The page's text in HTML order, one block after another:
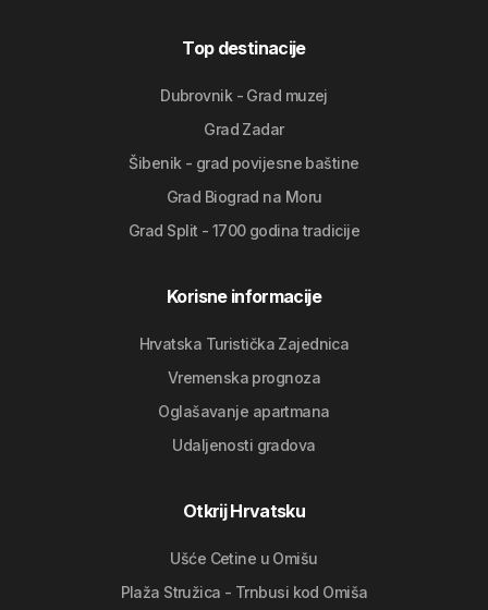
Top destinacije
Dubrovnik - Grad muzej
Grad Zadar
Šibenik - grad povijesne baštine
Grad Biograd na Moru
Grad Split - 1700 godina tradicije
Korisne informacije
Hrvatska Turistička Zajednica
Vremenska prognoza
Oglašavanje apartmana
Udaljenosti gradova
Otkrij Hrvatsku
Ušće Cetine u Omišu
Plaža Stružica - Trnbusi kod Omiša